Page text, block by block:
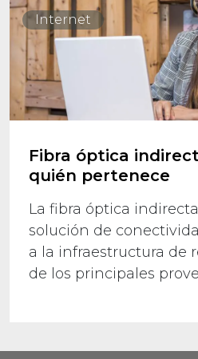
Internet
Fibra óptica
quién pertenece
La fibra óptica
solución de
a la infraestructura de
de los principales